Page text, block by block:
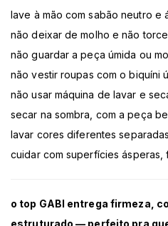
lave à mão com sabão neutro e
não deixar de molho e não
não guardar a peça úmida ou
não vestir roupas com o biquíni
não usar máquina de lavar e
secar na sombra, com a peça
lavar cores diferentes
cuidar com superfícies ásperas,
o top GABI entrega firmeza,
estruturado — perfeito pra